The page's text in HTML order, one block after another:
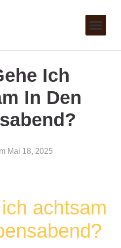
Ich
In Den
Mai 18, 2025
achtsam